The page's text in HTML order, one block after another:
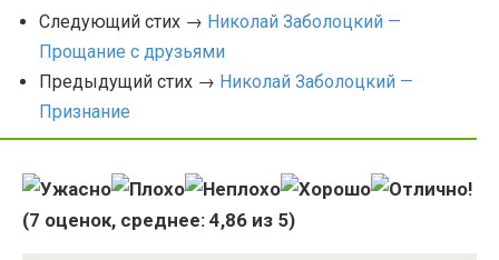
Следующий стих → Николай Заболоцкий —
Прощание с друзьями
Предыдущий стих → Николай Заболоцкий —
Признание
(7 оценок, среднее: 4,86 из 5)